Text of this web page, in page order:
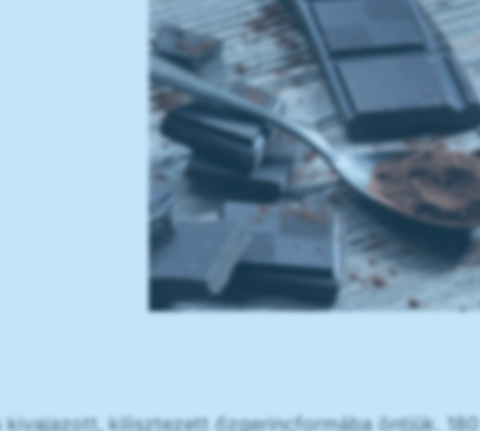
kilisztezett őzgerincformába öntjük. 180